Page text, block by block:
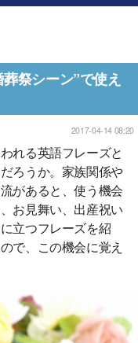
祭シーン”で使え
2017-04-14 08:20
れる英語フレーズと
ろうか。家族関係や
があると、使う機会
お見舞い、出産祝い
立つフレーズを紹
で、この機会に覚え